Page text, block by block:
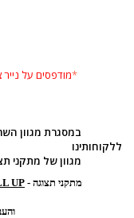
מגוון השרותים
של מתקני תצוגה
מתקני תצוגה -UP
והעברתם